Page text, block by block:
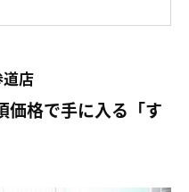
店
価格で手に入る「す